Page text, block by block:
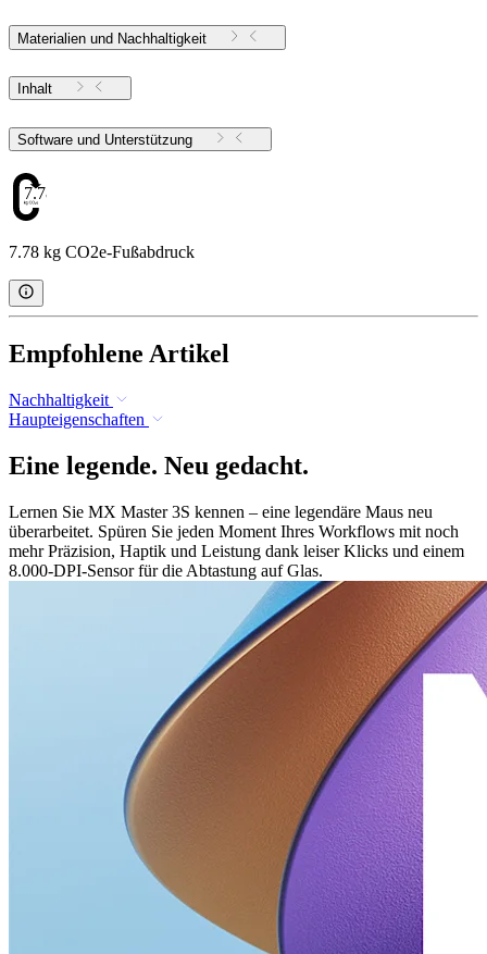
Materialien und Nachhaltigkeit
Inhalt
Software und Unterstützung
7.78
7.78 kg CO2e-Fußabdruck
Empfohlene Artikel
Nachhaltigkeit
Haupteigenschaften
Eine legende. Neu gedacht.
Lernen Sie MX Master 3S kennen – eine legendäre Maus neu
überarbeitet. Spüren Sie jeden Moment Ihres Workflows mit noch
mehr Präzision, Haptik und Leistung dank leiser Klicks und einem
8.000-DPI-Sensor für die Abtastung auf Glas.